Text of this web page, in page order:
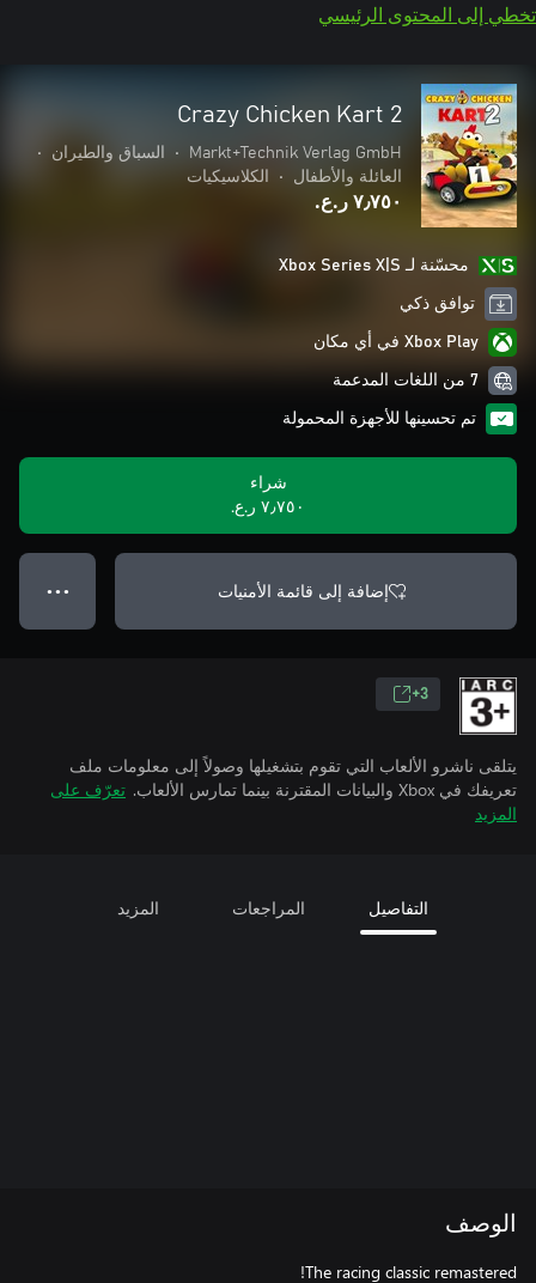
تخطي إلى المحتوى الرئيسي
Crazy Chicken Kart 2
Markt+Technik Verlag GmbH
• السباق والطيران
•
العائلة والأطفال
• الكلاسيكيات
٧٫٧٥٠ ر.ع.‏
محسّنة لـ Xbox Series X|S
توافق ذكي
Xbox Play في أي مكان
7 من اللغات المدعمة
تم تحسينها للأجهزة المحمولة
شراء
٧٫٧٥٠ ر.ع.‏
إضافة إلى قائمة الأمنيات ● ● ●
3+
يتلقى ناشرو الألعاب التي تقوم بتشغيلها وصولاً إلى معلومات ملف
تعريفك في Xbox والبيانات المقترنة بينما تمارس الألعاب.
تعرّف على
المزيد
التفاصيل المراجعات المزيد
الوصف